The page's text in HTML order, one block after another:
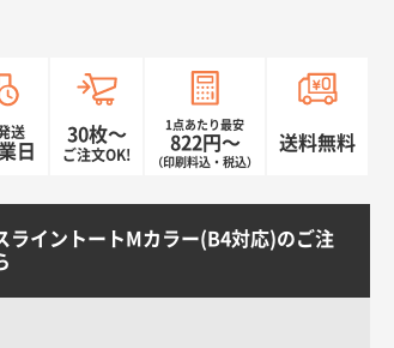
送
日
30枚〜
ご注文OK!
1点あたり最安
822円〜
（印刷料込・税込）
送料無料
ライントートMカラー(B4対応)のご注